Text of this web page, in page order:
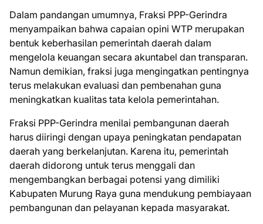
Dalam pandangan umumnya, Fraksi PPP-Gerindra
menyampaikan bahwa capaian opini WTP merupakan
bentuk keberhasilan pemerintah daerah dalam
mengelola keuangan secara akuntabel dan transparan.
Namun demikian, fraksi juga mengingatkan pentingnya
terus melakukan evaluasi dan pembenahan guna
meningkatkan kualitas tata kelola pemerintahan.
Fraksi PPP-Gerindra menilai pembangunan daerah
harus diiringi dengan upaya peningkatan pendapatan
daerah yang berkelanjutan. Karena itu, pemerintah
daerah didorong untuk terus menggali dan
mengembangkan berbagai potensi yang dimiliki
Kabupaten Murung Raya guna mendukung pembiayaan
pembangunan dan pelayanan kepada masyarakat.